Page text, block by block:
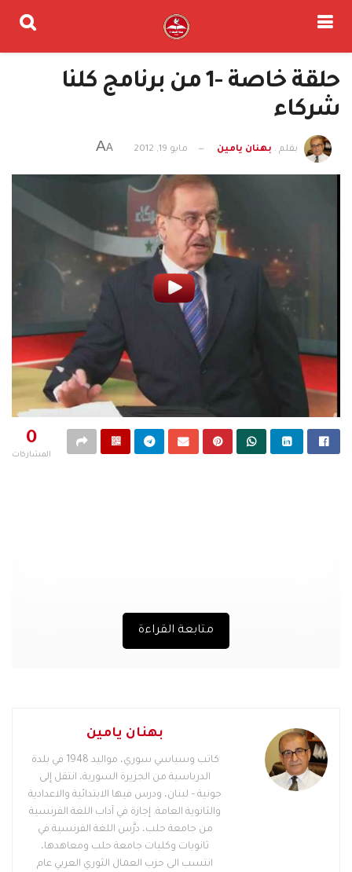
حلقة خاصة -1 من برنامج كلنا
شركاء
بقلم . بهنان يامين مايو 19, 2012 A
A
0
المشاركات
متابعة القراءة
بهنان يامين
كاتب وسياسي سوري، مواليد 1948 في بلدة
الدرباسية من الجزيرة السورية، انتقل إلى
جونية – لبنان، ودرس فيها الابتدائية والاعدادية
والثانوية العامة. إجازة في آداب اللغة الفرنسية
من جامعة حلب، درَّس اللغة الفرنسية في
ثانويات وكليات جامعة حلب ومعاهدها،
انتسب الى حزب العمال الثوري العربي عام